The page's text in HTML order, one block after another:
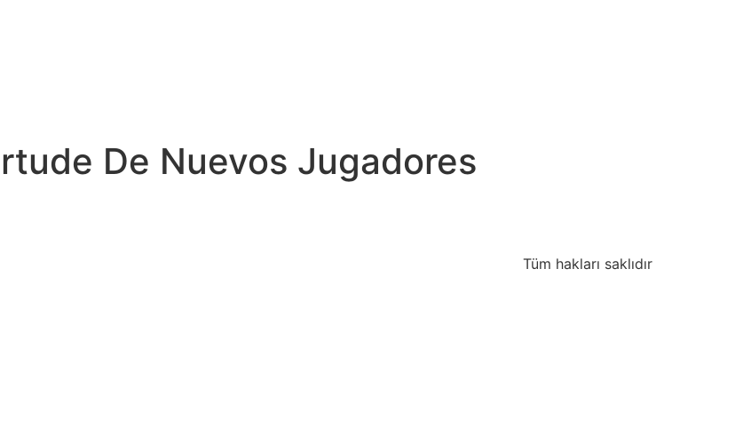
De Nuevos Jugadores
Tüm hakları saklıdır